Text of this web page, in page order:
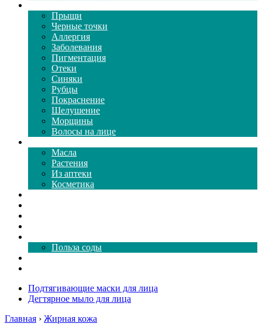
Прыщи
Черные точки
Аллергия
Заболевания
Пигментация
Отеки
Синяки
Рубцы
Покраснение
Шелушение
Морщины
Волосы на лице
Масла
Растения
Из аптеки
Косметика
Польза соды
Подтягивающие маски для лица
Дегтярное мыло для лица
Главная › Жирная кожа